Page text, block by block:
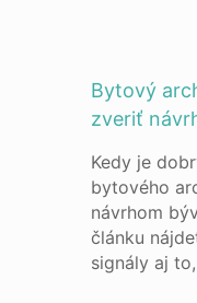
Bytový
zveriť
Kedy je
bytového
návrhom
článku
signály aj